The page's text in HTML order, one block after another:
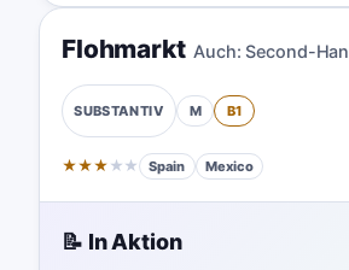
Flohmarkt Auch: Second-
SUBSTANTIV M B1
★★★ ★ ★ Spain Mexico
📝 In Aktion